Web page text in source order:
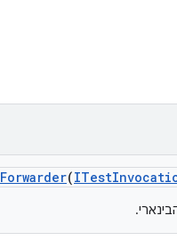
Forwarder(ITest